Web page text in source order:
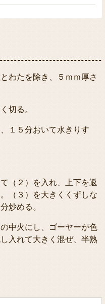
わたを除き、５ｍｍ厚さ
切る。
１５分おいて水きりす
（２）を入れ、上下を返
（３）を大きくくずしな
炒める。
中火にし、ゴーヤーが色
入れて大きく混ぜ、半熟